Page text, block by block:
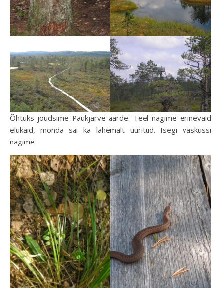
Õhtuks jõudsime Paukjärve äärde. Teel nägime erinevaid
elukaid, mõnda sai ka lähemalt uuritud. Isegi vaskussi
nägime.